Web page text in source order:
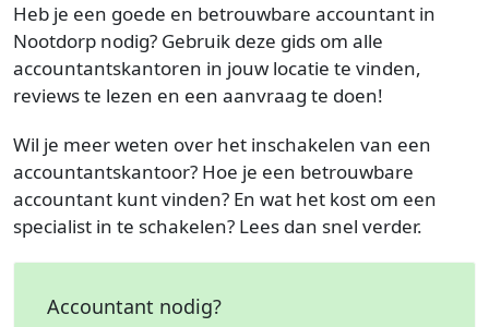
Heb je een goede en betrouwbare accountant in
Nootdorp nodig? Gebruik deze gids om alle
accountantskantoren in jouw locatie te vinden,
reviews te lezen en een aanvraag te doen!
Wil je meer weten over het inschakelen van een
accountantskantoor? Hoe je een betrouwbare
accountant kunt vinden? En wat het kost om een
specialist in te schakelen? Lees dan snel verder.
Accountant nodig?